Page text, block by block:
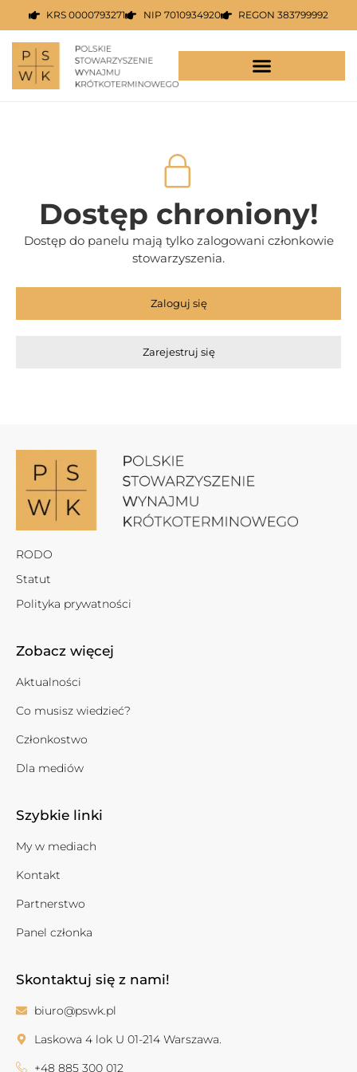
KRS 0000793271 NIP 7010934920 REGON 383799992
Dostęp chroniony!
Dostęp do panelu mają tylko zalogowani członkowie
stowarzyszenia.
Zaloguj się
Zarejestruj się
RODO
Statut
Polityka prywatności
Zobacz więcej
Aktualności
Co musisz wiedzieć?
Członkostwo
Dla mediów
Szybkie linki
My w mediach
Kontakt
Partnerstwo
Panel członka
Skontaktuj się z nami!
biuro@pswk.pl
Laskowa 4 lok U 01-214 Warszawa.
+48 885 300 012